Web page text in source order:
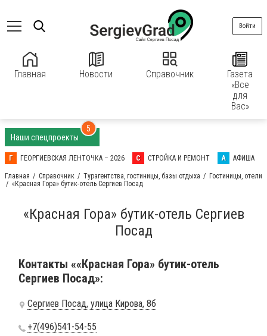
Главная Новости Справочник
Газета
«Все
для
Вас»
Войти
Наши спецпроекты
5
Г ГЕОРГИЕВСКАЯ ЛЕНТОЧКА – 2026 С СТРОЙКА И РЕМОНТ А АФИША
Главная Справочник Турагентства, гостиницы, базы отдыха
Гостиницы, отели
«Красная Гора» бутик-отель Сергиев Посад
«Красная Гора» бутик-отель Сергиев
Посад
Контакты ««Красная Гора» бутик-отель
Сергиев Посад»:
Сергиев Посад, улица Кирова, 8б
+7(496)541-54-55